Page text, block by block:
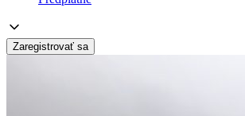
Zaregistrovať sa